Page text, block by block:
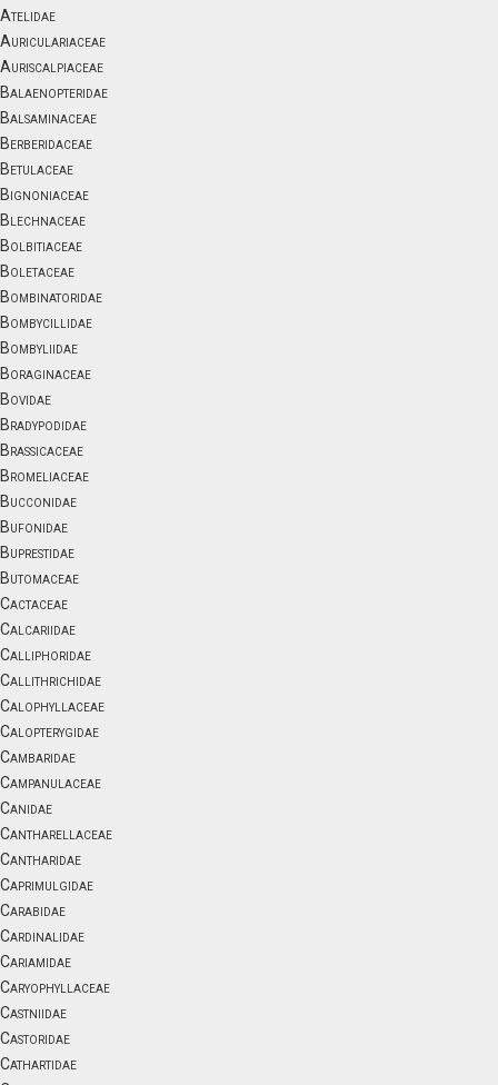
Atelidae
Auriculariaceae
Auriscalpiaceae
Balaenopteridae
Balsaminaceae
Berberidaceae
Betulaceae
Bignoniaceae
Blechnaceae
Bolbitiaceae
Boletaceae
Bombinatoridae
Bombycillidae
Bombyliidae
Boraginaceae
Bovidae
Bradypodidae
Brassicaceae
Bromeliaceae
Bucconidae
Bufonidae
Buprestidae
Butomaceae
Cactaceae
Calcariidae
Calliphoridae
Callithrichidae
Calophyllaceae
Calopterygidae
Cambaridae
Campanulaceae
Canidae
Cantharellaceae
Cantharidae
Caprimulgidae
Carabidae
Cardinalidae
Cariamidae
Caryophyllaceae
Castniidae
Castoridae
Cathartidae